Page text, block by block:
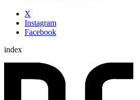
X
Instagram
Facebook
index